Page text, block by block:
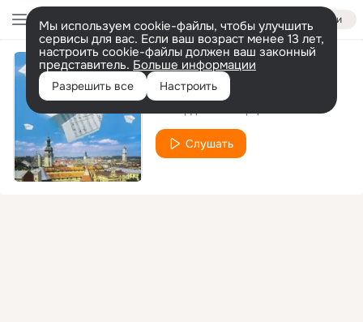
Войти
Мы используем cookie-файлы, чтобы улучшить
сервисы для вас. Если ваш возраст менее 13 лет,
настроить cookie-файлы должен ваш законный
представитель. Больше информации
Разрешить все Настроить
Шізгара
Слушать